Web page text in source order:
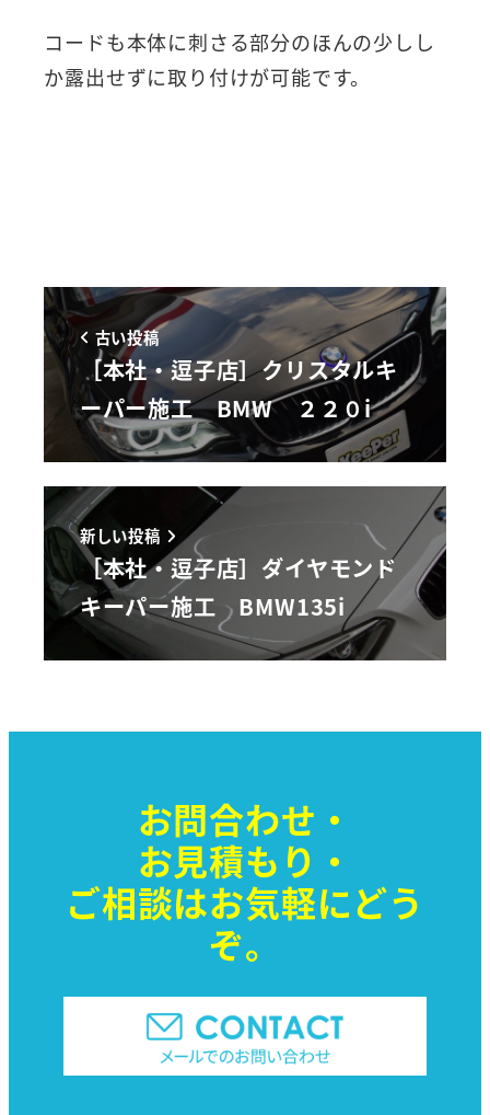
コードも本体に刺さる部分のほんの少しし
か露出せずに取り付けが可能です。
古い投稿
［本社・逗子店］クリスタルキ
ーパー施工 BMW ２２０i
新しい投稿
［本社・逗子店］ダイヤモンド
キーパー施工 BMW135i
お問合わせ・
お見積もり・
ご相談はお気軽にどう
ぞ。